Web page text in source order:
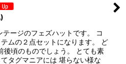
テージのフェズハットです。 コ
ムの２点セットになります。 ど
後頃のものでしょう。 とても素
タグマニアには 堪らない様な